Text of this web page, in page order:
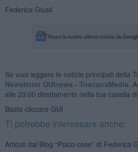
Federica Giusti
Se vuoi leggere le notizie principali della
Newsletter QUInews - ToscanaMedia.
alle 20:00 direttamente nella tua casella di
Basta cliccare QUI
Ti potrebbe interessare anche:
Articoli dal Blog “Psico-cose” di Federica